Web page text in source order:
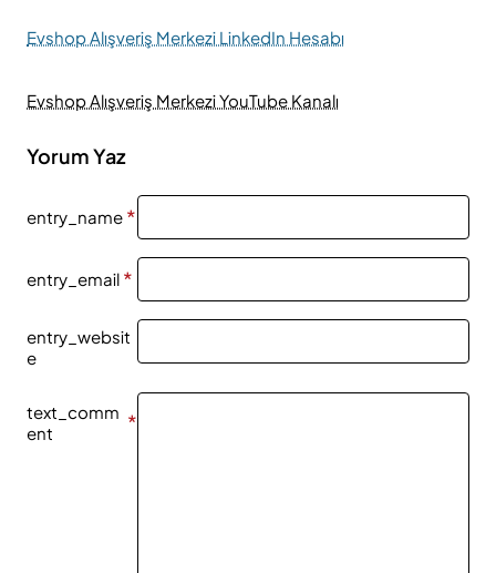
Evshop Alışveriş Merkezi LinkedIn Hesabı
Evshop Alışveriş Merkezi YouTube Kanalı
Yorum Yaz
entry_name
entry_email
entry_websit
e
text_comm
ent